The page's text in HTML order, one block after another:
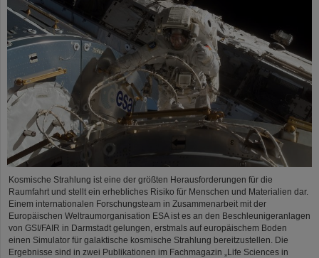
Kosmische Strahlung ist eine der größten Herausforderungen für die
Raumfahrt und stellt ein erhebliches Risiko für Menschen und Materialien dar.
Einem internationalen Forschungsteam in Zusammenarbeit mit der
Europäischen Weltraumorganisation ESA ist es an den Beschleunigeranlagen
von GSI/FAIR in Darmstadt gelungen, erstmals auf europäischem Boden
einen Simulator für galaktische kosmische Strahlung bereitzustellen. Die
Ergebnisse sind in zwei Publikationen im Fachmagazin „Life Sciences in